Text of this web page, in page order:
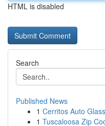
HTML is disabled
Search
Published News
1 Cerritos Auto
1 Tuscaloosa Zip